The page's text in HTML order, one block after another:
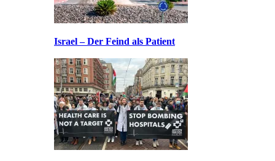
Israel – Der Feind als Patient